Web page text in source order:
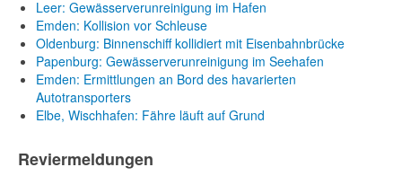
Leer: Gewässerverunreinigung im Hafen
Emden: Kollision vor Schleuse
Oldenburg: Binnenschiff kollidiert mit Eisenbahnbrücke
Papenburg: Gewässerverunreinigung im Seehafen
Emden: Ermittlungen an Bord des havarierten
Autotransporters
Elbe, Wischhafen: Fähre läuft auf Grund
Reviermeldungen